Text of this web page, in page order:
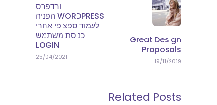
Great Design
Proposals
19/11/2019
וורדפרס
WORDPRESS הפניה
לעמוד ספציפי אחרי
כניסת משתמש
LOGIN
25/04/2021
Related Posts